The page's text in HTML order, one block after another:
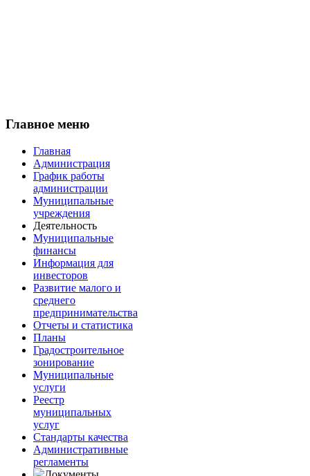
Главное меню
Главная
Администрация
График работы
администрации
Муниципальные
учреждения
Деятельность
Муниципальные
финансы
Информация для
инвесторов
Развитие малого и
среднего
предпринимательства
Отчеты и статистика
Планы
Градостроительное
зонирование
Муниципальные
услуги
Реестр
муниципальных
услуг
Стандарты качества
Административные
регламенты